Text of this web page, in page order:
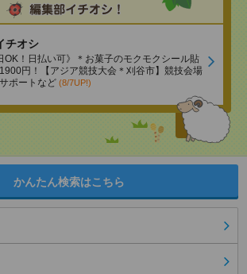
チオシ
OK！日払い可》＊お菓子のモクモクシール貼
円！【アジア競技大会＊刈谷市】競技会場
ポートなど (8/7UP!)
かんたん検索はこちら